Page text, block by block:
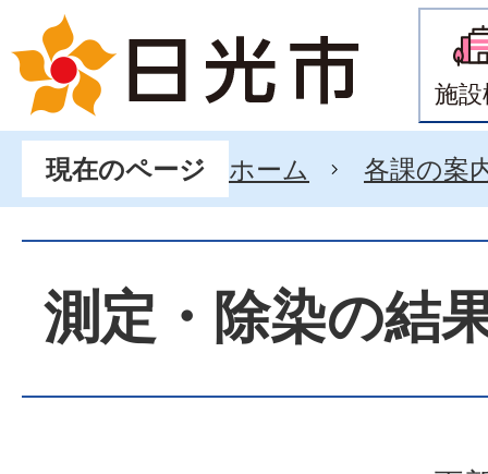
施
現在のページ ホーム 各課の案
測定・除染の結